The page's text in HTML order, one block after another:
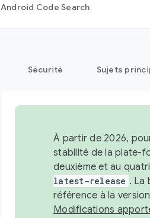
Android Code Search
Sécurité Sujets
À partir de 2026,
stabilité de la plate-
deuxième et au
latest-release . La
référence à la
Modifications